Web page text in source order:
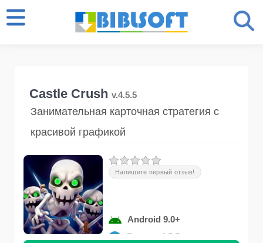
Castle Crush v.4.5.5
Занимательная карточная стратегия с
красивой графикой
Напишите первый отзыв!
Android 9.0+
Версия 4.5.5